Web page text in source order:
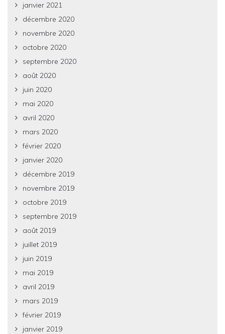
janvier 2021
décembre 2020
novembre 2020
octobre 2020
septembre 2020
août 2020
juin 2020
mai 2020
avril 2020
mars 2020
février 2020
janvier 2020
décembre 2019
novembre 2019
octobre 2019
septembre 2019
août 2019
juillet 2019
juin 2019
mai 2019
avril 2019
mars 2019
février 2019
janvier 2019